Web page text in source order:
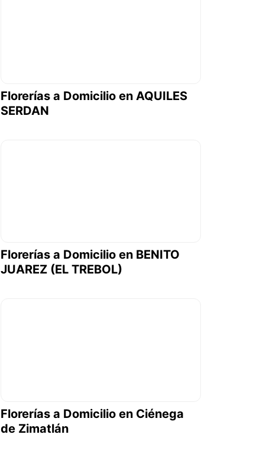
Florerías a Domicilio en AQUILES
SERDAN
Florerías a Domicilio en BENITO
JUAREZ (EL TREBOL)
Florerías a Domicilio en Ciénega
de Zimatlán